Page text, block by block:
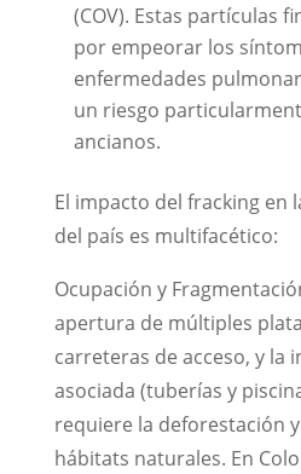
(COV). Estas partículas
por empeorar los
enfermedades
un riesgo
ancianos.
El impacto del fracking en
del país es multifacético:
Ocupación y
apertura de múltiples
carreteras de acceso, y la
asociada (tuberías y
requiere la deforestación
hábitats naturales. En